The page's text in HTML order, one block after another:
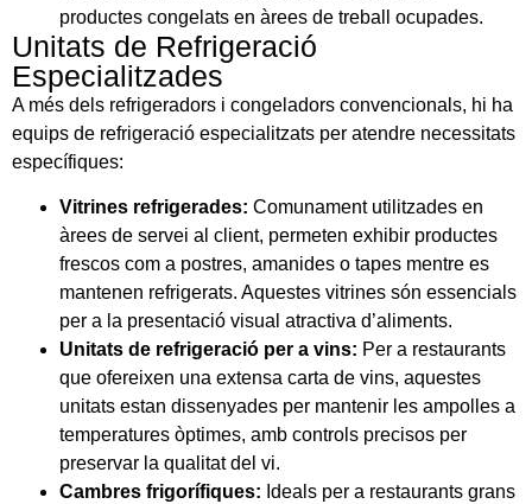
productes congelats en àrees de treball ocupades.
Unitats de Refrigeració
Especialitzades
A més dels refrigeradors i congeladors convencionals, hi ha
equips de refrigeració especialitzats per atendre necessitats
específiques:
Vitrines refrigerades: Comunament utilitzades en
àrees de servei al client, permeten exhibir productes
frescos com a postres, amanides o tapes mentre es
mantenen refrigerats. Aquestes vitrines són essencials
per a la presentació visual atractiva d’aliments.
Unitats de refrigeració per a vins: Per a restaurants
que ofereixen una extensa carta de vins, aquestes
unitats estan dissenyades per mantenir les ampolles a
temperatures òptimes, amb controls precisos per
preservar la qualitat del vi.
Cambres frigorífiques: Ideals per a restaurants grans